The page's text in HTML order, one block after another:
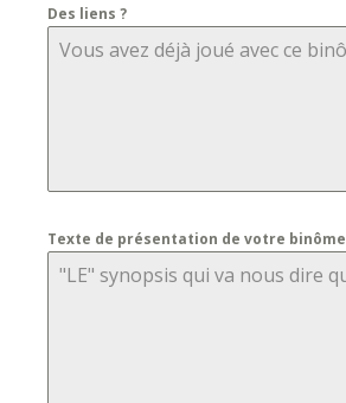
Des liens ?
Texte de présentation de votre binôme